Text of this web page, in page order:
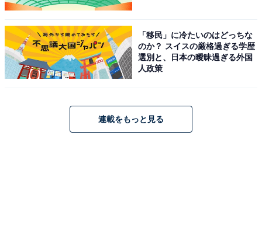
「移民」に冷たいのはどっちな
のか？ スイスの厳格過ぎる学歴
選別と、日本の曖昧過ぎる外国
人政策
連載をもっと見る